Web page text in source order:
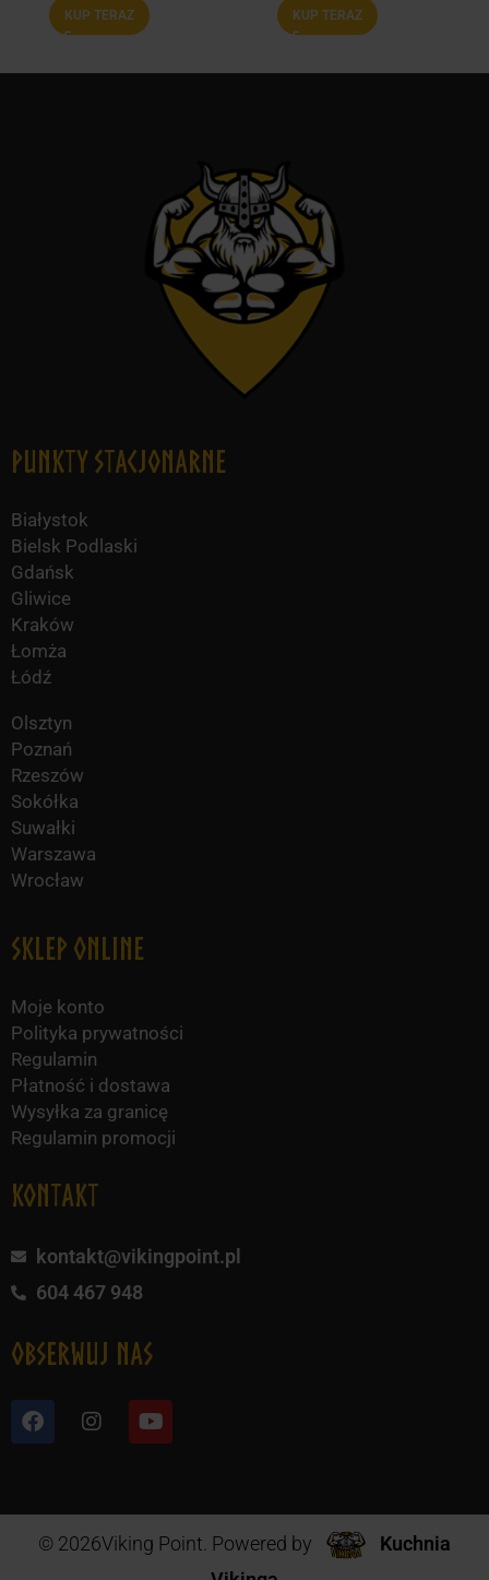
KUP TERAZ KUP TERAZ
Punkty Stacjonarne
Białystok
Bielsk Podlaski
Gdańsk
Gliwice
Kraków
Łomża
Łódź
Olsztyn
Poznań
Rzeszów
Sokółka
Suwałki
Warszawa
Wrocław
Sklep online
Moje konto
Polityka prywatności
Regulamin
Płatność i dostawa
Wysyłka za granicę
Regulamin promocji
KONTAKT
kontakt@vikingpoint.pl
604 467 948
obserwuj nas
© 2026Viking Point. Powered by
Kuchnia